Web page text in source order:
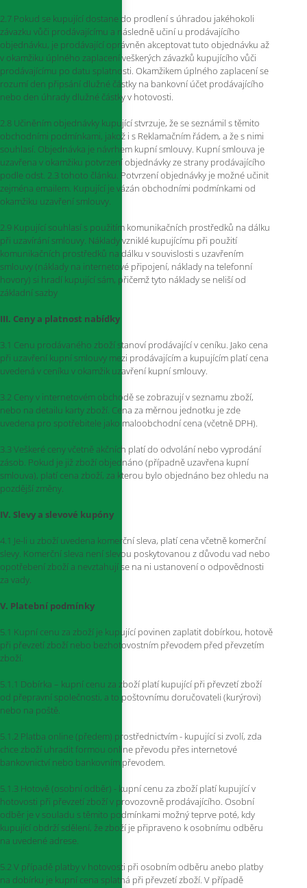
2.7 Pokud se kupující dostane do prodlení s úhradou jakéhokoli
závazku vůči prodávajícímu a následně učiní u prodávajícího
objednávku, je prodávající oprávněn akceptovat tuto objednávku až
v okamžiku úplného zaplacení veškerých závazků kupujícího vůči
prodávajícímu po datu splatnosti. Okamžikem úplného zaplacení se
rozumí den připsání dlužné částky na bankovní účet prodávajícího
nebo den úhrady dlužné částky v hotovosti.
2.8 Učiněním objednávky kupující stvrzuje, že se seznámil s těmito
obchodními podmínkami, jakož i s Reklamačním řádem, a že s nimi
souhlasí. Objednávka je návrhem kupní smlouvy. Kupní smlouva je
uzavřena v okamžiku potvrzení objednávky ze strany prodávajícího
podle odst. 2.3 tohoto článku. Potvrzení objednávky je možné učinit
zejména emailem. Kupující je vázán obchodními podmínkami od
okamžiku uzavření smlouvy.
2.9 Kupující souhlasí s použitím komunikačních prostředků na dálku
při uzavírání smlouvy. Náklady vzniklé kupujícímu při použití
komunikačních prostředků na dálku v souvislosti s uzavřením
smlouvy (náklady na internetové připojení, náklady na telefonní
hovory) si hradí kupující sám, přičemž tyto náklady se neliší od
základní sazby
III. Ceny a platnost nabídky
3.1 Cenu prodávaného zboží stanoví prodávající v ceníku. Jako cena
při uzavření kupní smlouvy mezi prodávajícím a kupujícím platí cena
uvedená v ceníku v okamžik uzavření kupní smlouvy.
3.2 Ceny v internetovém obchodě se zobrazují v seznamu zboží,
nebo na detailu karty zboží. Cena za měrnou jednotku je zde
uvedena pro spotřebitele jako maloobchodní cena (včetně DPH).
3.3 Veškeré ceny včetně akčních platí do odvolání nebo vyprodání
zásob. Pokud je již zboží objednáno (případně uzavřena kupní
smlouva), platí cena zboží, za kterou bylo objednáno bez ohledu na
pozdější změny.
IV. Slevy a slevové kupóny
4.1 Je-li u zboží uvedena komerční sleva, platí cena včetně komerční
slevy. Komerční sleva není slevou poskytovanou z důvodu vad nebo
opotřebení zboží a nevztahují se na ni ustanovení o odpovědnosti
za vady.
V. Platební podmínky
5.1 Kupní cenu za zboží je kupující povinen zaplatit dobírkou, hotově
při převzetí zboží nebo bezhotovostním převodem před převzetím
zboží.
5.1.1 Dobírka – kupní cenu za zboží platí kupující při převzetí zboží
od přepravní společnosti, a to poštovnímu doručovateli (kurýrovi)
nebo na poště.
5.1.2 Platba online (předem) prostřednictvím - kupující si zvolí, zda
chce zboží uhradit formou online převodu přes internetové
bankovnictví nebo bankovním převodem.
5.1.3 Hotově (osobní odběr) - kupní cenu za zboží platí kupující v
hotovosti při převzetí zboží v provozovně prodávajícího. Osobní
odběr je v souladu s těmito podmínkami možný teprve poté, kdy
kupující obdrží sdělení, že zboží je připraveno k osobnímu odběru
na uvedené adrese.
5.2 V případě platby v hotovosti při osobním odběru anebo platby
na dobírku je kupní cena splatná při převzetí zboží. V případě